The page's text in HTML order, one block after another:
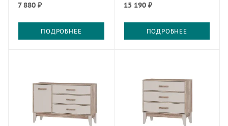
7 880 ₽
ПОДРОБНЕЕ
15 190 ₽
ПОДРОБНЕЕ